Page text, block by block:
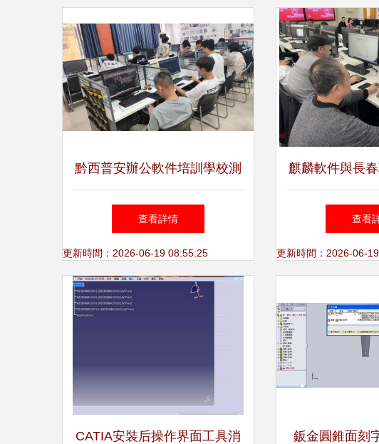
黔西普安辦公軟件培訓學校測
評 選擇優質培訓機構與軟件
技術交流指南
查看詳情
更新時間：2026-06-19 08:55:25
麒麟軟件與長
成功聯辦軟件
查看
更新時間：2026-06-
CATIA安裝后操作界面工具消 鈑金圓錐面刻